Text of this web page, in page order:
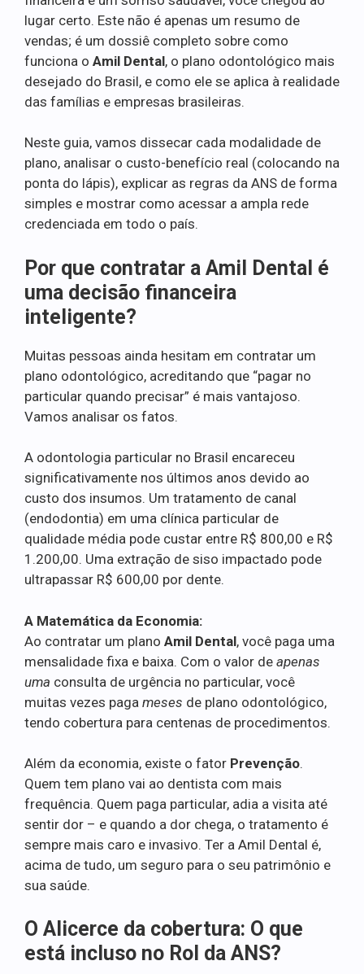
lugar certo. Este não é apenas um resumo de
vendas; é um dossiê completo sobre como
funciona o Amil Dental, o plano odontológico mais
desejado do Brasil, e como ele se aplica à realidade
das famílias e empresas brasileiras.
Neste guia, vamos dissecar cada modalidade de
plano, analisar o custo-benefício real (colocando na
ponta do lápis), explicar as regras da ANS de forma
simples e mostrar como acessar a ampla rede
credenciada em todo o país.
Por que contratar a Amil Dental é
uma decisão financeira
inteligente?
Muitas pessoas ainda hesitam em contratar um
plano odontológico, acreditando que “pagar no
particular quando precisar” é mais vantajoso.
Vamos analisar os fatos.
A odontologia particular no Brasil encareceu
significativamente nos últimos anos devido ao
custo dos insumos. Um tratamento de canal
(endodontia) em uma clínica particular de
qualidade média pode custar entre R$ 800,00 e R$
1.200,00. Uma extração de siso impactado pode
ultrapassar R$ 600,00 por dente.
A Matemática da Economia:
Ao contratar um plano Amil Dental, você paga uma
mensalidade fixa e baixa. Com o valor de apenas
uma consulta de urgência no particular, você
muitas vezes paga meses de plano odontológico,
tendo cobertura para centenas de procedimentos.
Além da economia, existe o fator Prevenção.
Quem tem plano vai ao dentista com mais
frequência. Quem paga particular, adia a visita até
sentir dor – e quando a dor chega, o tratamento é
sempre mais caro e invasivo. Ter a Amil Dental é,
acima de tudo, um seguro para o seu patrimônio e
sua saúde.
O Alicerce da cobertura: O que
está incluso no Rol da ANS?